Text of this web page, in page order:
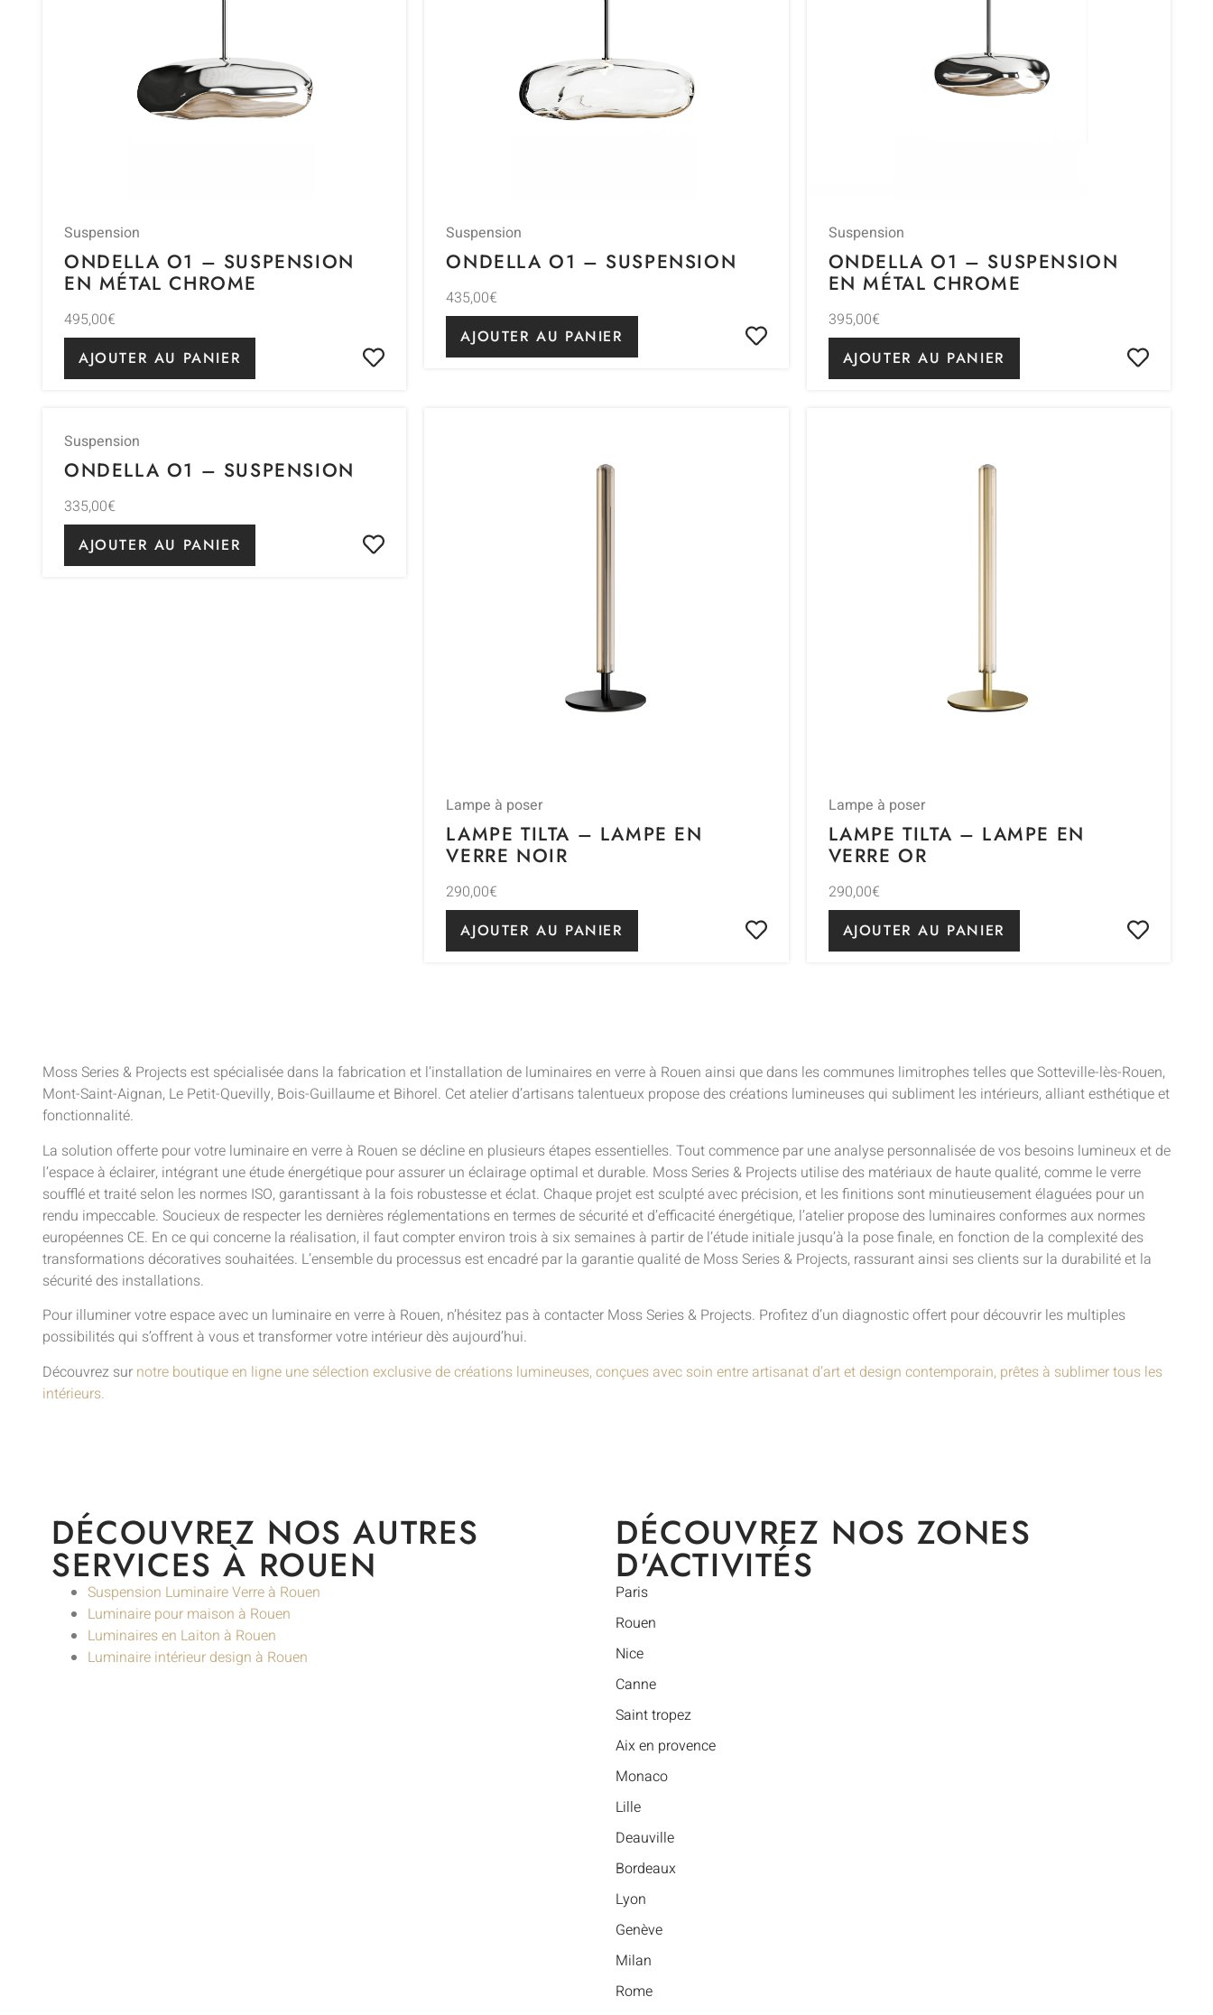
Suspension
ONDELLA O1 – SUSPENSION
EN MÉTAL CHROME
495,00€
AJOUTER AU PANIER
Suspension
ONDELLA O1 – SUSPENSION
435,00€
AJOUTER AU PANIER
Suspension
ONDELLA O1 – SUSPENSION
EN MÉTAL CHROME
395,00€
AJOUTER AU PANIER
Suspension
ONDELLA O1 – SUSPENSION
335,00€
AJOUTER AU PANIER
Lampe à poser
LAMPE TILTA – LAMPE EN
VERRE NOIR
290,00€
AJOUTER AU PANIER
Lampe à poser
LAMPE TILTA – LAMPE EN
VERRE OR
290,00€
AJOUTER AU PANIER
Moss Series & Projects est spécialisée dans la fabrication et l’installation de luminaires en verre à Rouen ainsi que dans les communes limitrophes telles que Sotteville-lès-Rouen,
Mont-Saint-Aignan, Le Petit-Quevilly, Bois-Guillaume et Bihorel. Cet atelier d’artisans talentueux propose des créations lumineuses qui subliment les intérieurs, alliant esthétique et
fonctionnalité.
La solution offerte pour votre luminaire en verre à Rouen se décline en plusieurs étapes essentielles. Tout commence par une analyse personnalisée de vos besoins lumineux et de
l’espace à éclairer, intégrant une étude énergétique pour assurer un éclairage optimal et durable. Moss Series & Projects utilise des matériaux de haute qualité, comme le verre
soufflé et traité selon les normes ISO, garantissant à la fois robustesse et éclat. Chaque projet est sculpté avec précision, et les finitions sont minutieusement élaguées pour un
rendu impeccable. Soucieux de respecter les dernières réglementations en termes de sécurité et d’efficacité énergétique, l’atelier propose des luminaires conformes aux normes
européennes CE. En ce qui concerne la réalisation, il faut compter environ trois à six semaines à partir de l’étude initiale jusqu’à la pose finale, en fonction de la complexité des
transformations décoratives souhaitées. L’ensemble du processus est encadré par la garantie qualité de Moss Series & Projects, rassurant ainsi ses clients sur la durabilité et la
sécurité des installations.
Pour illuminer votre espace avec un luminaire en verre à Rouen, n’hésitez pas à contacter Moss Series & Projects. Profitez d’un diagnostic offert pour découvrir les multiples
possibilités qui s’offrent à vous et transformer votre intérieur dès aujourd’hui.
Découvrez sur notre boutique en ligne une sélection exclusive de créations lumineuses, conçues avec soin entre artisanat d’art et design contemporain, prêtes à sublimer tous les
intérieurs.
DÉCOUVREZ NOS AUTRES
SERVICES À ROUEN
Suspension Luminaire Verre à Rouen
Luminaire pour maison à Rouen
Luminaires en Laiton à Rouen
Luminaire intérieur design à Rouen
DÉCOUVREZ NOS ZONES
D'ACTIVITÉS
Paris
Rouen
Nice
Canne
Saint tropez
Aix en provence
Monaco
Lille
Deauville
Bordeaux
Lyon
Genève
Milan
Rome